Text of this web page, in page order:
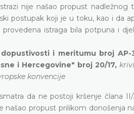
nije našao propust
postupak koji je u toku, kao i da
provedena istraga bila potpuna i
i meritumu broj AP-
i Hercegovine" broj 20/17,
konvencije
da ne postoji kršenje člana
našao propust prilikom donošenja